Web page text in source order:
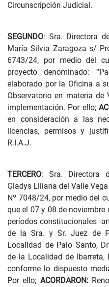
Circunscripción Judicial.
SEGUNDO: Sra. Directora
María Silvia Zaragoza s/
6743/24, por medio del
proyecto denominado:
elaborado por la Oficina a
Observatorio en materia
implementación. Por ello;
en consideración a las
licencias, permisos y
R.I.A.J.
TERCERO: Sra. Directora
Gladys Liliana del Valle
Nº 7048/24, por medio del
que el 07 y 08 de noviembre
períodos constitucionales -
de la Sra. y Sr. Juez de
Localidad de Palo Santo,
de la Localidad de Ibarreta,
conforme lo dispuesto
Por ello; ACORDARON: